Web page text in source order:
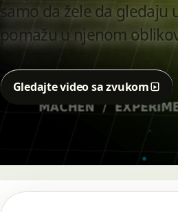
samo da žele da
pomažu u njenom
Gledajte video sa zvukom